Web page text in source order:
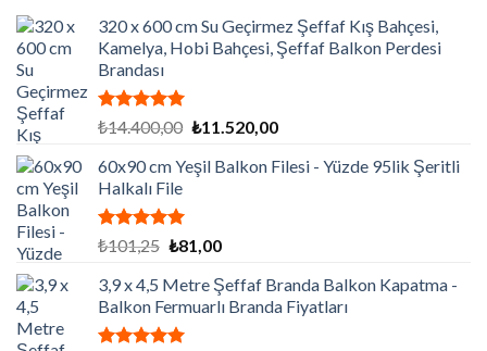
320 x 600 cm Su Geçirmez Şeffaf Kış Bahçesi,
Kamelya, Hobi Bahçesi, Şeffaf Balkon Perdesi
Brandası
5 üzerinden
aldı
₺14.400,00 Orijinal
₺14.400,00.
₺11.520,00Şu
fiyat:
60x90 cm Yeşil Balkon Filesi - Yüzde 95lik Şeritli
Halkalı File
5 üzerinden
oy
aldı
₺101,25 Orijinal
₺101,25.
₺81,00Şu
fiyat:
₺81,00.
3,9 x 4,5 Metre Şeffaf Branda Balkon Kapatma -
Balkon Fermuarlı Branda Fiyatları